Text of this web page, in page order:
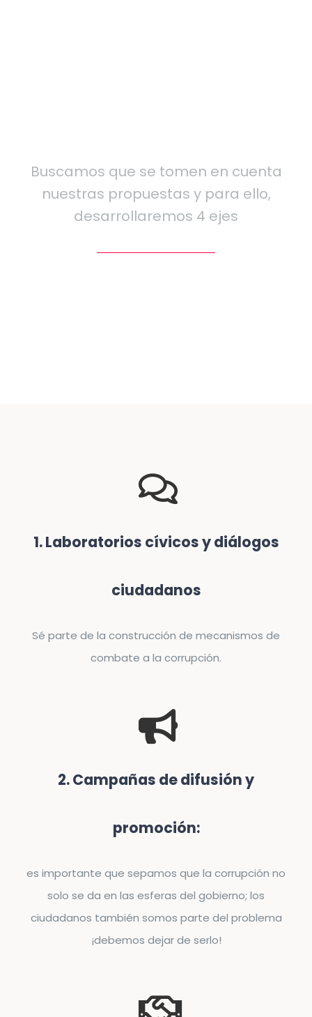
Buscamos que se tomen en cuenta
nuestras propuestas y para ello,
desarrollaremos 4 ejes
1. Laboratorios cívicos y diálogos
ciudadanos
Sé parte de la construcción de mecanismos de
combate a la corrupción.
2. Campañas de difusión y
promoción:
es importante que sepamos que la corrupción no
solo se da en las esferas del gobierno; los
ciudadanos también somos parte del problema
¡debemos dejar de serlo!